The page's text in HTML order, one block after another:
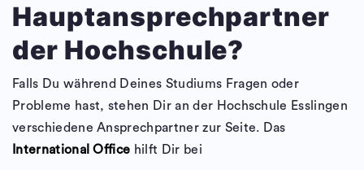
Hauptansprechpartner
der Hochschule?
Falls Du während Deines Studiums Fragen oder
Probleme hast, stehen Dir an der Hochschule Esslingen
verschiedene Ansprechpartner zur Seite. Das
International Office hilft Dir bei